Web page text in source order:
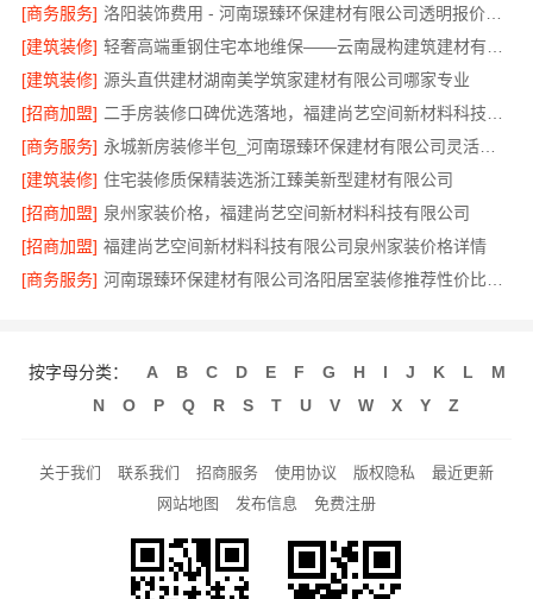
[商务服务]
洛阳装饰费用 - 河南璟臻环保建材有限公司透明报价无增项
[建筑装修]
[建筑装修] 源头直供建材湖南美学筑家建材有限公司哪家专业
[招商加盟]
[商务服务]
永城新房装修半包_河南璟臻环保建材有限公司灵活预算方案
[建筑装修] 住宅装修质保精装选浙江臻美新型建材有限公司
[招商加盟] 泉州家装价格，福建尚艺空间新材料科技有限公司
[招商加盟] 福建尚艺空间新材料科技有限公司泉州家装价格详情
[商务服务]
按字母分类： A B C D E F G H I J K L
M
N
O P Q R S T U V W X Y Z
关于我们 联系我们 招商服务 使用协议 版权隐私
最近更新
网站地图
发布信息 免费注册